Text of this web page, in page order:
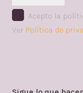
Acepto la
Ver Política de